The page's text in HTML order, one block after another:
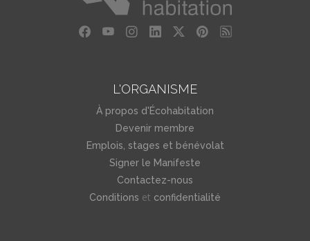
L'ORGANISME
À propos d'Écohabitation
Devenir membre
Emplois, stages et bénévolat
Signer le Manifeste
Contactez-nous
Conditions et confidentialité